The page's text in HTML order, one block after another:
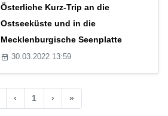
Österliche Kurz-Trip an die
Ostseeküste und in die
Mecklenburgische Seenplatte
30.03.2022 13:59
‹ 1 › »